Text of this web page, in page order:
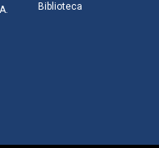
Biblioteca